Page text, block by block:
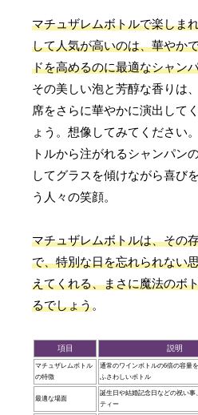
マチュザレムボトルで楽しま
して人気が高いのは、華やか
ドを高めるのに最適なシャン
その美しい泡と芳醇な香りは
席をさらに華やかに演出して
ょう。想像してみてください
トルから注がれるシャンパン
してグラスを傾けながら喜び
う人々の笑顔。
マチュザレムボトルは、その
で、特別な日を忘れられない
えてくれる、まさに魔法のボ
るでしょう。
項目 説明
マチュザレムボトル
の特徴
通常のワインボトルの6倍の容量
ふさわしいボトル
最適な場面
誕生日や結婚記念日などの祝い事
ティー